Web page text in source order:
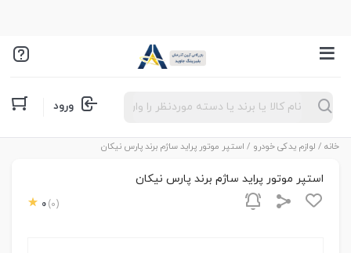
Products
search ورود
خانه / لوازم یدکی خودرو / استپر موتور پراید ساژم برند پارس نیکان
استپر موتور پراید ساژم برند پارس نیکان
0 (0)